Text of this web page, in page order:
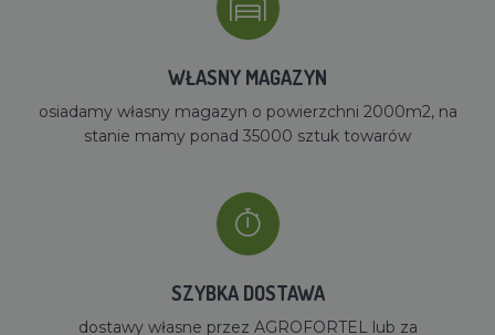
WŁASNY MAGAZYN
osiadamy własny magazyn o powierzchni 2000m2, na
stanie mamy ponad 35000 sztuk towarów
SZYBKA DOSTAWA
dostawy własne przez AGROFORTEL lub za